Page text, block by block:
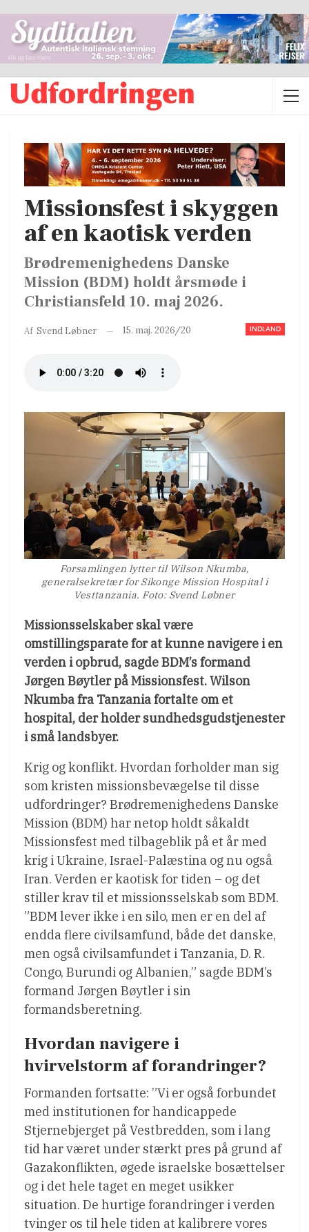
Missionsfest i skyggen
af en kaotisk verden
Brødremenighedens Danske
Mission (BDM) holdt årsmøde i
Christiansfeld 10. maj 2026.
INDLAND
Af Svend Løbner 15. maj. 2026/20
Forsamlingen lytter til Wilson Nkumba,
generalsekretær for Sikonge Mission Hospital i
Vesttanzania. Foto: Svend Løbner
Missionsselskaber skal være
omstillingsparate for at kunne navigere i en
verden i opbrud, sagde BDM’s formand
Jørgen Bøytler på Missionsfest. Wilson
Nkumba fra Tanzania fortalte om et
hospital, der holder sundhedsgudstjenester
i små landsbyer.
Krig og konflikt. Hvordan forholder man sig
som kristen missionsbevægelse til disse
udfordringer? Brødremenighedens Danske
Mission (BDM) har netop holdt såkaldt
Missionsfest med tilbageblik på et år med
krig i Ukraine, Israel-Palæstina og nu også
Iran. Verden er kaotisk for tiden – og det
stiller krav til et missionsselskab som BDM.
”BDM lever ikke i en silo, men er en del af
endda flere civilsamfund, både det danske,
men også civilsamfundet i Tanzania, D. R.
Congo, Burundi og Albanien,” sagde BDM’s
formand Jørgen Bøytler i sin
formandsberetning.
Hvordan navigere i
hvirvelstorm af forandringer?
Formanden fortsatte: ”Vi er også forbundet
med institutionen for handicappede
Stjernebjerget på Vestbredden, som i lang
tid har været under stærkt pres på grund af
Gazakonflikten, øgede israelske bosættelser
og i det hele taget en meget usikker
situation. De hurtige forandringer i verden
tvinger os til hele tiden at kalibrere vores